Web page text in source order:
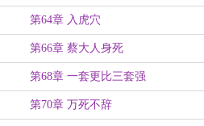
第64章 入虎穴
第66章 蔡大人身死
第68章 一套更比三套强
第70章 万死不辞